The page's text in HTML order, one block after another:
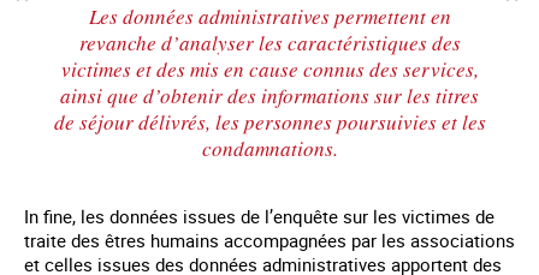
Les données administratives permettent en
revanche d’analyser les caractéristiques des
victimes et des mis en cause connus des services,
ainsi que d’obtenir des informations sur les titres
de séjour délivrés, les personnes poursuivies et les
condamnations.
In fine, les données issues de l’enquête sur les victimes de
traite des êtres humains accompagnées par les associations
et celles issues des données administratives apportent des